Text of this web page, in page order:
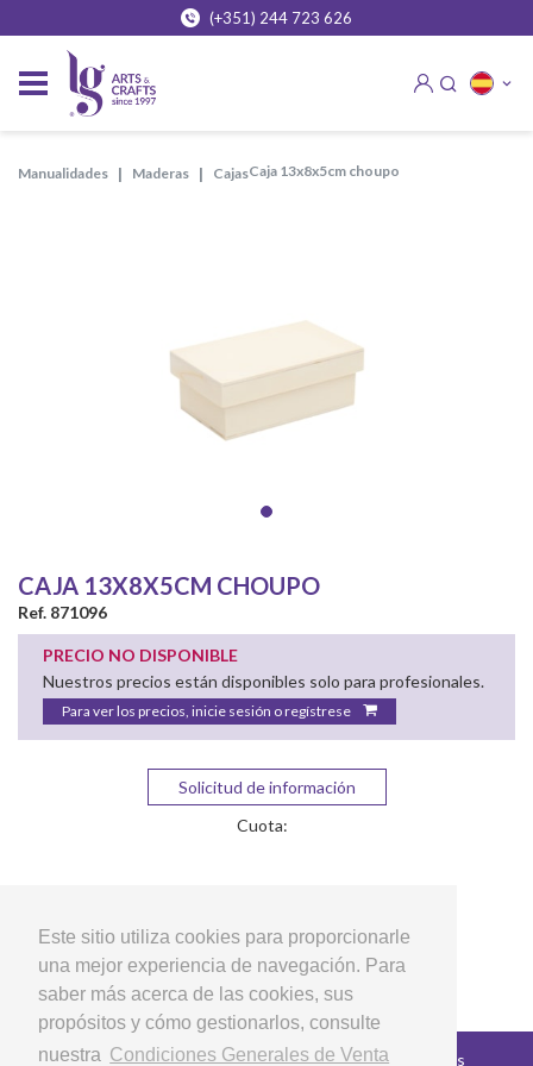
Este sitio utiliza cookies para proporcionarle
una mejor experiencia de navegación. Para
saber más acerca de las cookies, sus
propósitos y cómo gestionarlos, consulte
nuestra Condiciones Generales de Venta
(+351) 244 723 626
manualidades maderas cajas caja 13x8x5cm choupo
CAJA 13X8X5CM CHOUPO
Ref. 871096
PRECIO NO DISPONIBLE
Nuestros precios están disponibles solo para profesionales.
Para ver los precios, inicie sesión o regístrese
Solicitud de información
Cuota:
Copyright © 2026 LG Arts Crafts Todos los derechos